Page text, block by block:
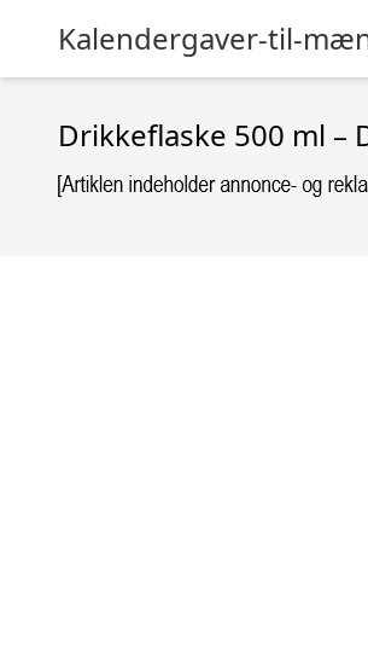
Kalendergaver-til-
Drikkeflaske 500 ml –